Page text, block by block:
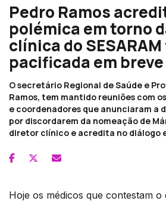
Pedro Ramos
polémica em torno
clínica do
pacificada em
O secretário Regional de Saúde e
Ramos, tem mantido reuniões com
e coordenadores que anunciaram a
por discordarem da nomeação de
diretor clínico e acredita no diálogo
Hoje os médicos que contestam